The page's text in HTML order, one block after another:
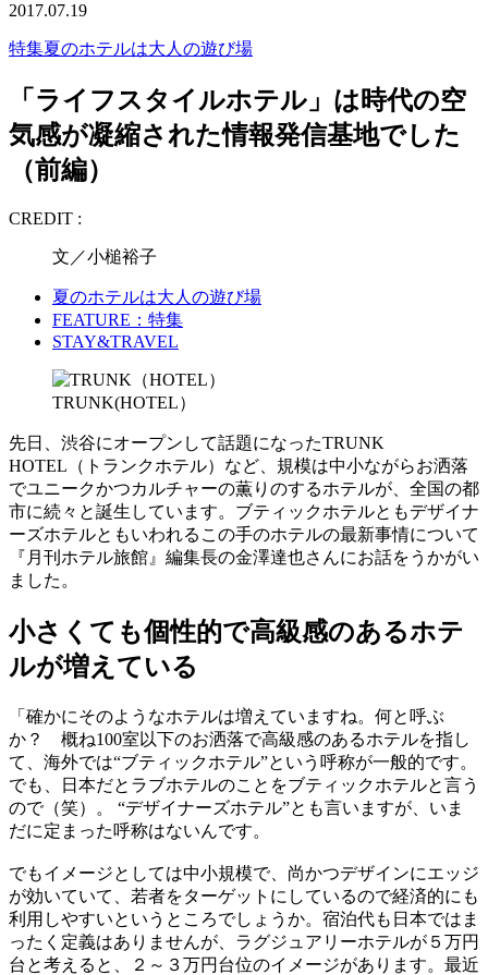
2017.07.19
特集夏のホテルは大人の遊び場
「ライフスタイルホテル」は時代の空
気感が凝縮された情報発信基地でした
（前編）
CREDIT :
文／小槌裕子
夏のホテルは大人の遊び場
FEATURE：特集
STAY&TRAVEL
TRUNK(HOTEL）
先日、渋谷にオープンして話題になったTRUNK
HOTEL（トランクホテル）など、規模は中小ながらお洒落
でユニークかつカルチャーの薫りのするホテルが、全国の都
市に続々と誕生しています。ブティックホテルともデザイナ
ーズホテルともいわれるこの手のホテルの最新事情について
『月刊ホテル旅館』編集長の金澤達也さんにお話をうかがい
ました。
小さくても個性的で高級感のあるホテ
ルが増えている
「確かにそのようなホテルは増えていますね。何と呼ぶ
か？ 概ね100室以下のお洒落で高級感のあるホテルを指し
て、海外では“ブティックホテル”という呼称が一般的です。
でも、日本だとラブホテルのことをブティックホテルと言う
ので（笑）。 “デザイナーズホテル”とも言いますが、いま
だに定まった呼称はないんです。
でもイメージとしては中小規模で、尚かつデザインにエッジ
が効いていて、若者をターゲットにしているので経済的にも
利用しやすいというところでしょうか。宿泊代も日本ではま
ったく定義はありませんが、ラグジュアリーホテルが５万円
台と考えると、２～３万円台位のイメージがあります。最近